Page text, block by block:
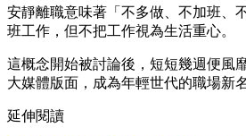
安靜離職意味著「不多做、不加班、
班工作，但不把工作視為生活重心。
這概念開始被討論後，短短幾週便風
大媒體版面，成為年輕世代的職場新
延伸閱讀